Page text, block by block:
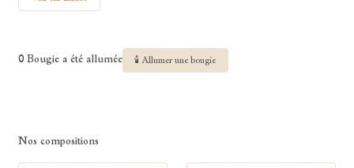
0 Bougie a été allumée 🕯 Allumer une bougie
Nos compositions